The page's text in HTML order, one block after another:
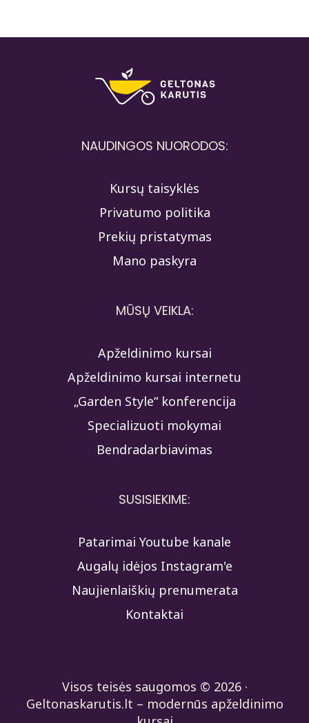
NAUDINGOS NUORODOS:
Kursų taisyklės
Privatumo politika
Prekių pristatymas
Mano paskyra
MŪSŲ VEIKLA:
Apželdinimo kursai
Apželdinimo kursai internetu
„Garden Style“ konferencija
Specializuoti mokymai
Bendradarbiavimas
SUSISIEKIME:
Patarimai Youtube kanale
Augalų idėjos Instagram'e
Naujienlaiškių prenumerata
Kontaktai
Visos teisės saugomos © 2026 ·
Geltonaskarutis.lt – modernūs apželdinimo